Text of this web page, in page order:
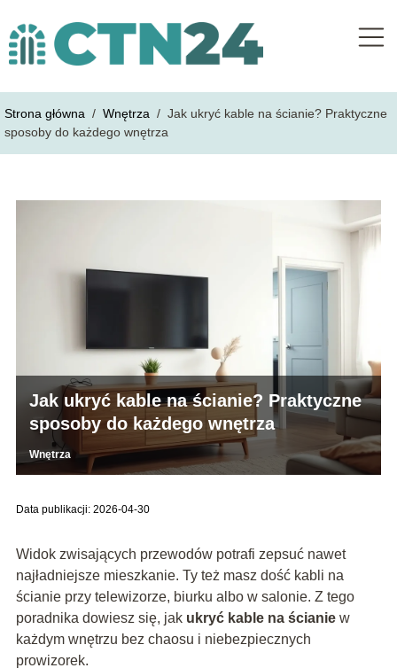
Strona główna / Wnętrza / Jak ukryć kable na ścianie? Praktyczne
sposoby do każdego wnętrza
Jak ukryć kable na ścianie? Praktyczne
sposoby do każdego wnętrza
Wnętrza
Data publikacji: 2026-04-30
Widok zwisających przewodów potrafi zepsuć nawet
najładniejsze mieszkanie. Ty też masz dość kabli na
ścianie przy telewizorze, biurku albo w salonie. Z tego
poradnika dowiesz się, jak ukryć kable na ścianiew
każdym wnętrzu bez chaosu i niebezpiecznych
prowizorek.